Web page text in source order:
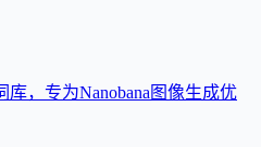
，专为Nanobana图像生成优